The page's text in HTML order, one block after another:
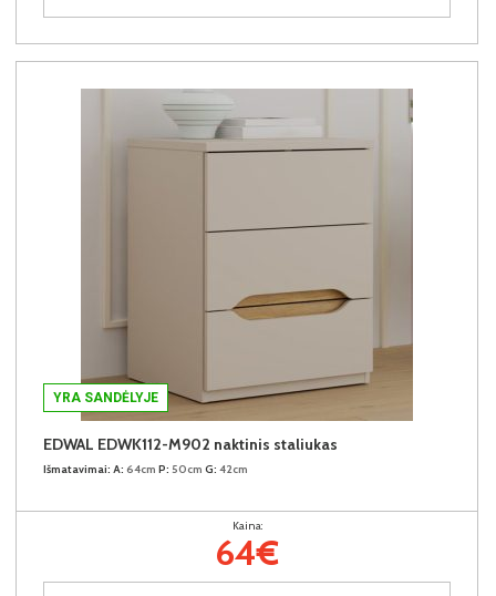
YRA SANDĖLYJE
EDWAL EDWK112-M902 naktinis staliukas
Išmatavimai: A: 64cm P: 50cm G: 42cm
Kaina:
64€